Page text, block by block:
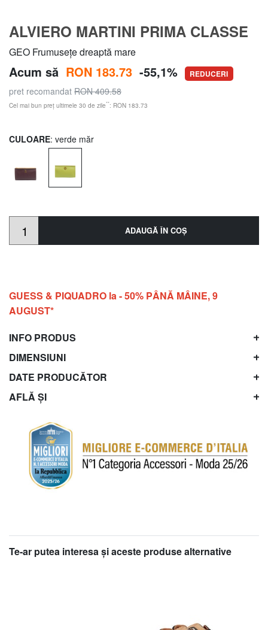
ALVIERO MARTINI PRIMA CLASSE
GEO Frumusețe dreaptă mare
Acum să RON 183.73 -55,1% REDUCERI
pret recomandat RON 409.58
Cel mai bun preț ultimele 30 de zile**: RON 183.73
CULOARE: verde măr
ADAUGĂ ÎN COŞ
GUESS & PIQUADRO la - 50% PÂNĂ MÂINE, 9
AUGUST*
INFO PRODUS
DIMENSIUNI
DATE PRODUCĂTOR
AFLĂ ȘI
Te-ar putea interesa şi aceste produse alternative